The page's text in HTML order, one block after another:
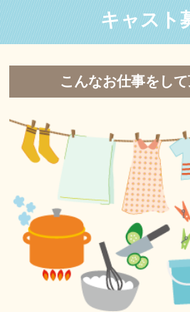
キャスト
こんなお仕事をして